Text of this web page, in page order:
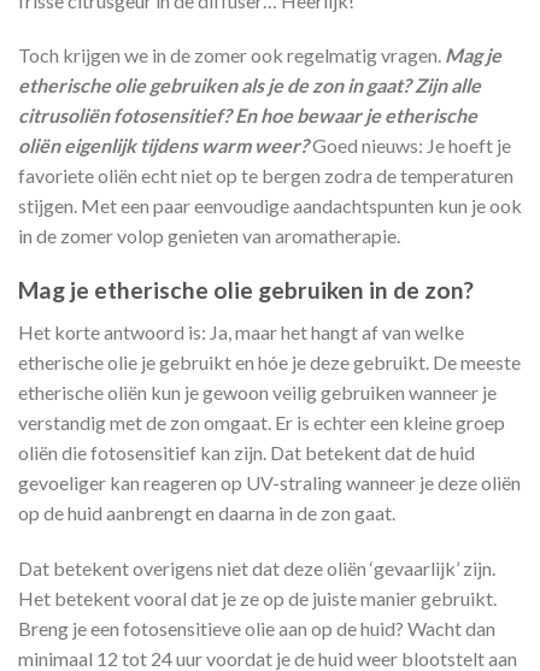
Toch krijgen we in de zomer ook regelmatig vragen. Mag je
etherische olie gebruiken als je de zon in gaat? Zijn alle
citrusoliën fotosensitief? En hoe bewaar je etherische
oliën eigenlijk tijdens warm weer?Goed nieuws: Je hoeft je
favoriete oliën echt niet op te bergen zodra de temperaturen
stijgen. Met een paar eenvoudige aandachtspunten kun je ook
in de zomer volop genieten van aromatherapie.
Mag je etherische olie gebruiken in de zon?
Het korte antwoord is: Ja, maar het hangt af van welke
etherische olie je gebruikt en hóe je deze gebruikt. De meeste
etherische oliën kun je gewoon veilig gebruiken wanneer je
verstandig met de zon omgaat. Er is echter een kleine groep
oliën die fotosensitief kan zijn. Dat betekent dat de huid
gevoeliger kan reageren op UV-straling wanneer je deze oliën
op de huid aanbrengt en daarna in de zon gaat.
Dat betekent overigens niet dat deze oliën ‘gevaarlijk’ zijn.
Het betekent vooral dat je ze op de juiste manier gebruikt.
Breng je een fotosensitieve olie aan op de huid? Wacht dan
minimaal 12 tot 24 uur voordat je de huid weer blootstelt aan